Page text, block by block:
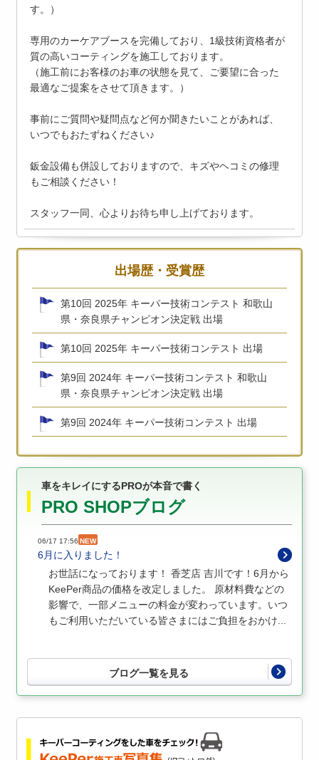
す。）
専用のカーケアブースを完備しており、1級技術資格者が
質の高いコーティングを施工しております。
（施工前にお客様のお車の状態を見て、ご要望に合った
最適なご提案をさせて頂きます。）
事前にご質問や疑問点など何か聞きたいことがあれば、
いつでもおたずねください♪
鈑金設備も併設しておりますので、キズやヘコミの修理
もご相談ください！
スタッフ一同、心よりお待ち申し上げております。
出場歴・受賞歴
第10回 2025年 キーパー技術コンテスト 和歌山
県・奈良県チャンピオン決定戦 出場
第10回 2025年 キーパー技術コンテスト 出場
第9回 2024年 キーパー技術コンテスト 和歌山
県・奈良県チャンピオン決定戦 出場
第9回 2024年 キーパー技術コンテスト 出場
車をキレイにするPROが本音で書く
PRO SHOPブログ
06/17 17:56 NEW
6月に入りました！
お世話になっております！ 香芝店 吉川です！6月から
KeePer商品の価格を改定しました。 原材料費などの
影響で、一部メニューの料金が変わっています。いつ
もご利用いただいている皆さまにはご負担をおかけ...
ブログ一覧を見る